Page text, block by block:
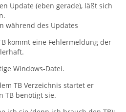
Update (eben gerade), läßt sich
während des Updates
kommt eine Fehlermeldung der
Windows-Datei.
TB Verzeichnis startet er
TB benötigt sie.